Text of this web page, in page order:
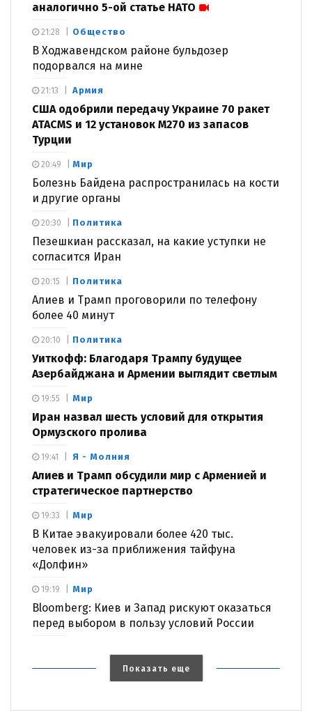
аналогично 5-ой статье НАТО
Общество
В Ходжавендском районе бульдозер
подорвался на мине
21:28
Армия
США одобрили передачу Украине 70 ракет
ATACMS и 12 установок M270 из запасов
Турции
21:13
Мир
Болезнь Байдена распространилась на кости
и другие органы
20:49
Политика
Пезешкиан рассказал, на какие уступки не
согласится Иран
20:30
Политика
Алиев и Трамп проговорили по телефону
более 40 минут
20:15
Политика
Уиткофф: Благодаря Трампу будущее
Азербайджана и Армении выглядит светлым
20:10
Мир
Иран назвал шесть условий для открытия
Ормузского пролива
19:55
Я - Молния
Алиев и Трамп обсудили мир с Арменией и
стратегическое партнерство
19:41
Мир
В Китае эвакуировали более 420 тыс.
человек из-за приближения тайфуна
«Долфин»
19:33
Мир
Bloomberg: Киев и Запад рискуют оказаться
перед выбором в пользу условий России
19:19
Показать еще